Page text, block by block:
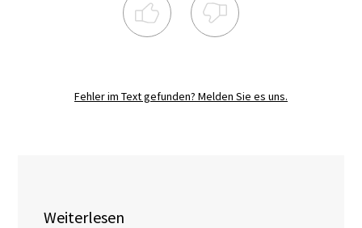
Fehler im Text gefunden? Melden Sie es uns.
Weiterlesen